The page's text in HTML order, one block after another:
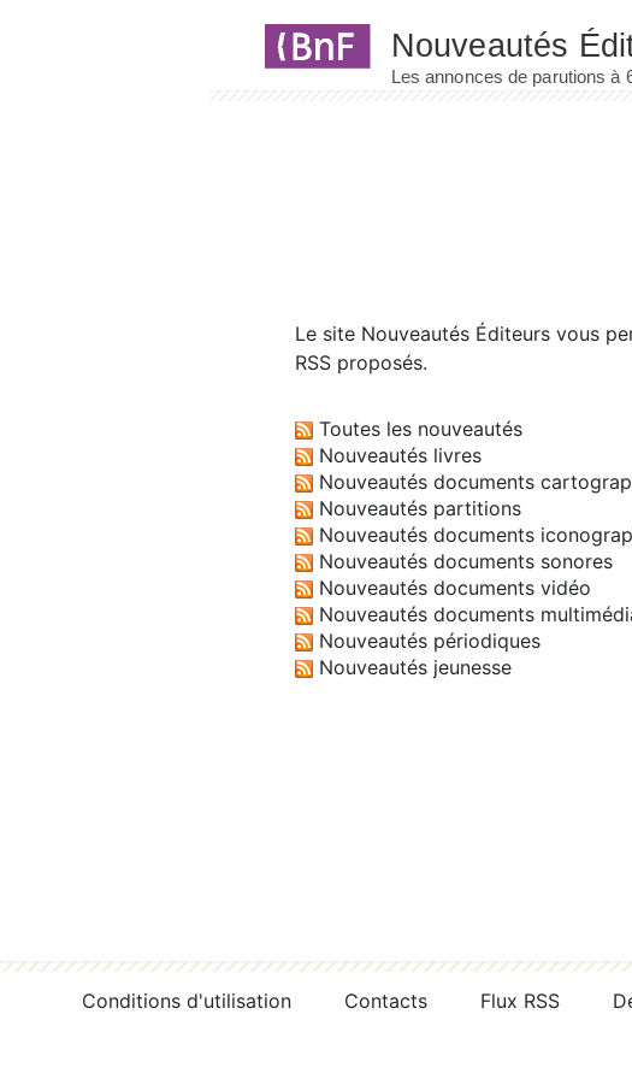
Le site Nouveautés Éditeurs vous
RSS proposés.
Toutes les nouveautés
Nouveautés livres
Nouveautés documents
Nouveautés partitions
Nouveautés documents
Nouveautés documents sonores
Nouveautés documents vidéo
Nouveautés documents
Nouveautés périodiques
Nouveautés jeunesse
Conditions d'utilisation Contacts Flux RSS